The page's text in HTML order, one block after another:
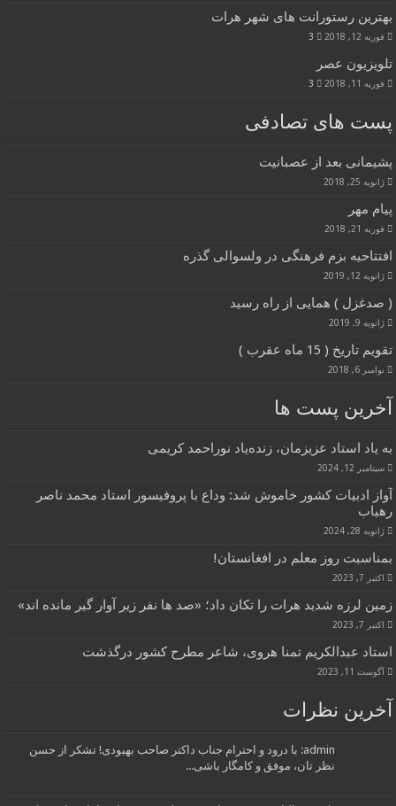
بهترین رستورانت های شهر هرات
فوریه 12, 2018 3
تلویزیون عصر
فوریه 11, 2018 3
پست های تصادفی
پشیمانی بعد از عصبانیت
ژانویه 25, 2018
پیام مهر
فوریه 21, 2018
افتتاحیه بزم فرهنگی در ولسوالی گذره
ژانویه 12, 2019
( صدغزل ) همایی از راه رسید
ژانویه 9, 2019
تقویم تاریخ ( 15 ماه عقرب )
نوامبر 6, 2018
آخرین پست ها
به یاد استاد عزیزمان، زنده‌یاد نوراحمد کریمی
سپتامبر 12, 2024
آواز ادبیات کشور خاموش شد: وداع با پروفیسور استاد محمد ناصر
رهیاب
ژانویه 28, 2024
بمناسبت روز معلم در افغانستان!
اکتبر 7, 2023
زمین لرزه شدید هرات را تکان داد؛ «صد ها نفر زیر آوار گیر مانده اند»
اکتبر 7, 2023
استاد عبدالکریم تمنا هروی، شاعر مطرح کشور درگذشت
آگوست 11, 2023
آخرین نظرات
admin: با درود و احترام جناب داکتر صاحب بهبودی! تشکر از حسن
نظر تان، موفق و کامگار باشی...